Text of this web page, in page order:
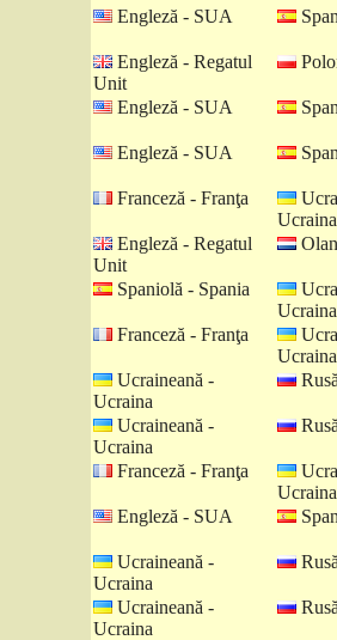
Engleză - SUA
Engleză - Regatul
Unit
Engleză - SUA
Engleză - SUA
Franceză - Franţa
Ucraina
Engleză - Regatul
Unit
Spaniolă - Spania
Ucraina
Franceză - Franţa
Ucraina
Ucraineană -
Ucraina
Ucraineană -
Ucraina
Franceză - Franţa
Ucraina
Engleză - SUA
Ucraineană -
Ucraina
Ucraineană -
Ucraina